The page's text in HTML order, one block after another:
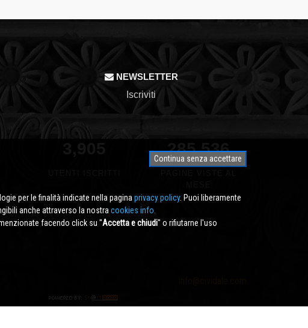
NEWSLETTER
Iscriviti
331,582
Continua senza accettare
per le finalità indicate nella pagina privacy policy. Puoi liberamente
anche attraverso la nostra cookies info.
facendo click su ''Accetta e chiudi'' o rifiutarne l'uso